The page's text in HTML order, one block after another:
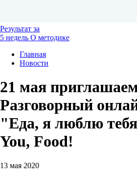
Результат за
5 недель О методике
Главная
Новости
21 мая
Разговорный
"Еда, я люблю
You, Food!
13 мая 2020